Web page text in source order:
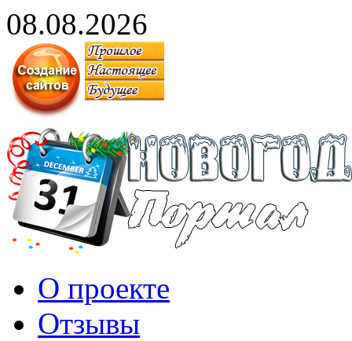
08.08.2026
О проекте
Отзывы